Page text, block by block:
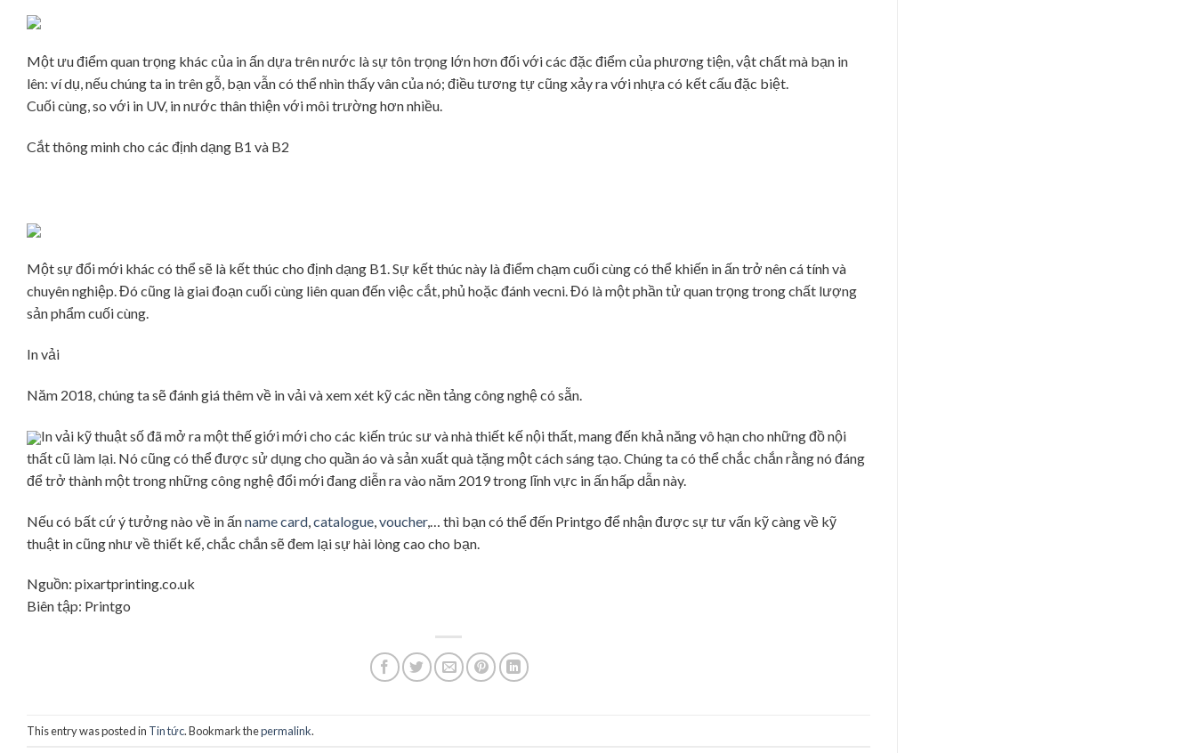
Một ưu điểm quan trọng khác của in ấn dựa trên nước là sự tôn trọng lớn hơn đối với các đặc điểm của phương tiện, vật chất mà bạn in
lên: ví dụ, nếu chúng ta in trên gỗ, bạn vẫn có thể nhìn thấy vân của nó; điều tương tự cũng xảy ra với nhựa có kết cấu đặc biệt.
Cuối cùng, so với in UV, in nước thân thiện với môi trường hơn nhiều.
Cắt thông minh cho các định dạng B1 và B2
Một sự đổi mới khác có thể sẽ là kết thúc cho định dạng B1. Sự kết thúc này là điểm chạm cuối cùng có thể khiến in ấn trở nên cá tính và
chuyên nghiệp. Đó cũng là giai đoạn cuối cùng liên quan đến việc cắt, phủ hoặc đánh vecni. Đó là một phần tử quan trọng trong chất lượng
sản phẩm cuối cùng.
In vải
Năm 2018, chúng ta sẽ đánh giá thêm về in vải và xem xét kỹ các nền tảng công nghệ có sẵn.
In vải kỹ thuật số đã mở ra một thế giới mới cho các kiến trúc sư và nhà thiết kế nội thất, mang đến khả năng vô hạn cho những đồ nội
thất cũ làm lại. Nó cũng có thể được sử dụng cho quần áo và sản xuất quà tặng một cách sáng tạo. Chúng ta có thể chắc chắn rằng nó đáng
để trở thành một trong những công nghệ đổi mới đang diễn ra vào năm 2019 trong lĩnh vực in ấn hấp dẫn này.
Nếu có bất cứ ý tưởng nào về in ấnname card catalogue voucher,… thì bạn có thể đến Printgo để nhận được sự tư vấn kỹ càng về kỹ
thuật in cũng như về thiết kế, chắc chắn sẽ đem lại sự hài lòng cao cho bạn.
Nguồn: pixartprinting.co.uk
Biên tập: Printgo
This entry was posted in Tin tức. Bookmark thepermalink.